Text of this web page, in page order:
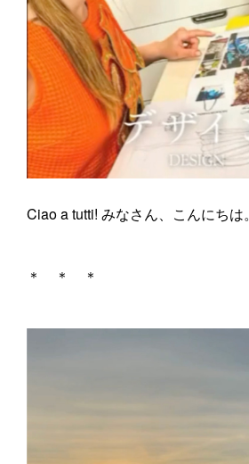
Ciao a tutti! みなさん、こんにちは。
＊ ＊ ＊